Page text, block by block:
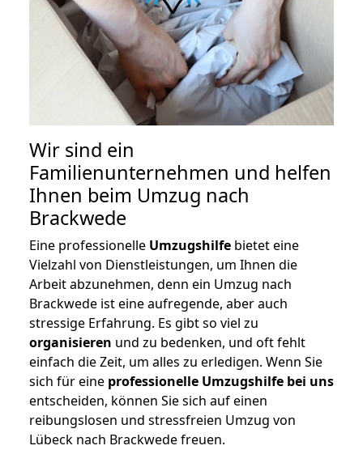
Wir sind ein
Familienunternehmen und helfen
Ihnen beim Umzug nach
Brackwede
Eine professionelle Umzugshilfe bietet eine
Vielzahl von Dienstleistungen, um Ihnen die
Arbeit abzunehmen, denn ein Umzug nach
Brackwede ist eine aufregende, aber auch
stressige Erfahrung. Es gibt so viel zu
organisieren und zu bedenken, und oft fehlt
einfach die Zeit, um alles zu erledigen. Wenn Sie
sich für eine professionelle Umzugshilfe bei uns
entscheiden, können Sie sich auf einen
reibungslosen und stressfreien Umzug von
Lübeck nach Brackwede freuen.